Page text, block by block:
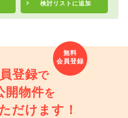
検討リスト に追加
登録で
開物件を
だけます！